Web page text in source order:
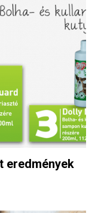
eredmények